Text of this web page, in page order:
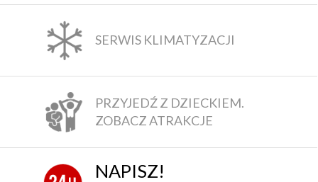
SERWIS KLIMATYZACJI
PRZYJEDŹ Z DZIECKIEM.
ZOBACZ ATRAKCJE
NAPISZ!